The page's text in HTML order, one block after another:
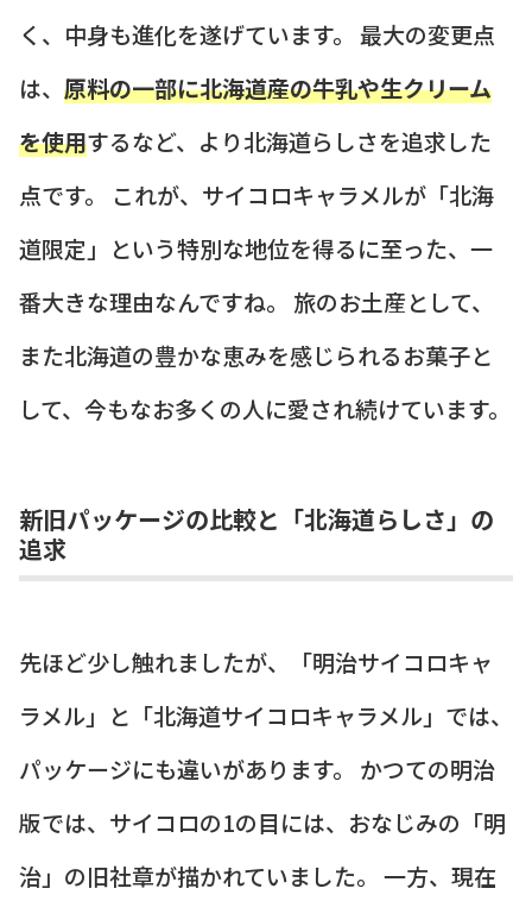
く、中身も進化を遂げています。 最大の変更点
は、 原料の一部に北海道産の牛乳や生クリーム
を使用するなど、より北海道らしさを追求した
点です。 これが、サイコロキャラメルが「北海
道限定」という特別な地位を得るに至った、一
番大きな理由なんですね。 旅のお土産として、
また北海道の豊かな恵みを感じられるお菓子と
して、今もなお多くの人に愛され続けています。
新旧パッケージの比較と「北海道らしさ」の
追求
先ほど少し触れましたが、「明治サイコロキャ
ラメル」と「北海道サイコロキャラメル」では、
パッケージにも違いがあります。 かつての明治
版では、サイコロの1の目には、おなじみの「明
治」の旧社章が描かれていました。 一方、現在